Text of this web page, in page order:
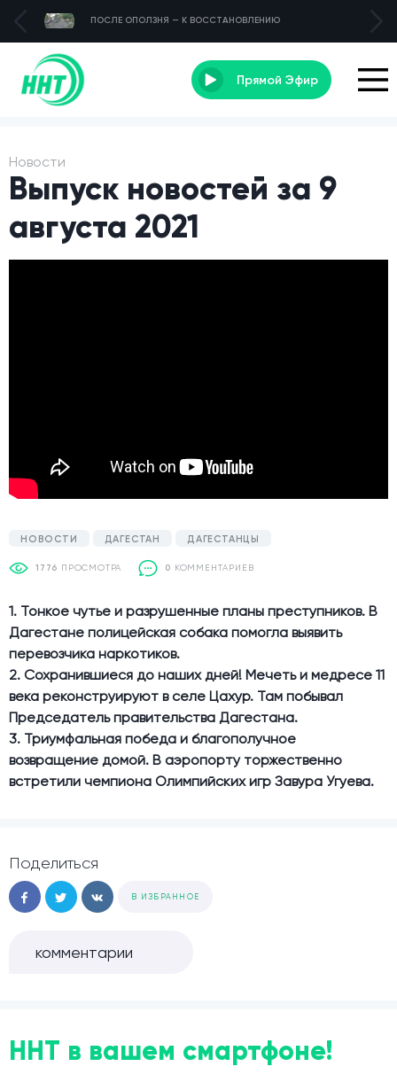
ПОСЛЕ ОПОЛЗНЯ — К ВОССТАНОВЛЕНИЮ
Прямой Эфир
Новости
Выпуск новостей за 9
августа 2021
НОВОСТИ ДАГЕСТАН ДАГЕСТАНЦЫ
1776 ПРОСМОТРА 0 КОММЕНТАРИЕВ
1. Тонкое чутье и разрушенные планы преступников. В
Дагестане полицейская собака помогла выявить
перевозчика наркотиков.
2. Сохранившиеся до наших дней! Мечеть и медресе 11
века реконструируют в селе Цахур. Там побывал
Председатель правительства Дагестана.
3. Триумфальная победа и благополучное
возвращение домой. В аэропорту торжественно
встретили чемпиона Олимпийских игр Завура Угуева.
Поделиться
В ИЗБРАННОЕ
комментарии
ННТ в вашем смартфоне!